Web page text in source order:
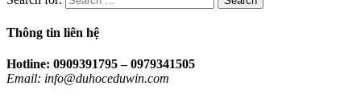
Thông tin liên hệ
Hotline: 0909391795 – 0979341505
Email: info@duhoceduwin.com